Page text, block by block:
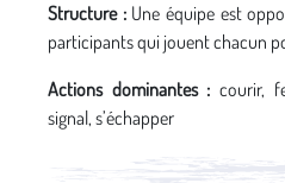
Structure :Une équipe est
participants qui jouent chacun
Actions dominantes : courir,
signal, s’échapper